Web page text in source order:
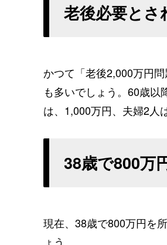
老後必要とさ
かつて「老後2,000万円
も多いでしょう。60歳
は、1,000万円、夫婦2人
38歳で800万
現在、38歳で800万円を
ょう。